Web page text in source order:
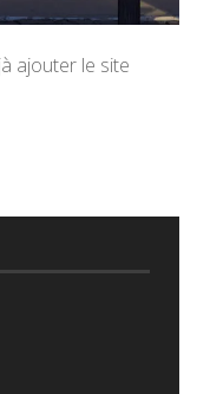
ajouter le site